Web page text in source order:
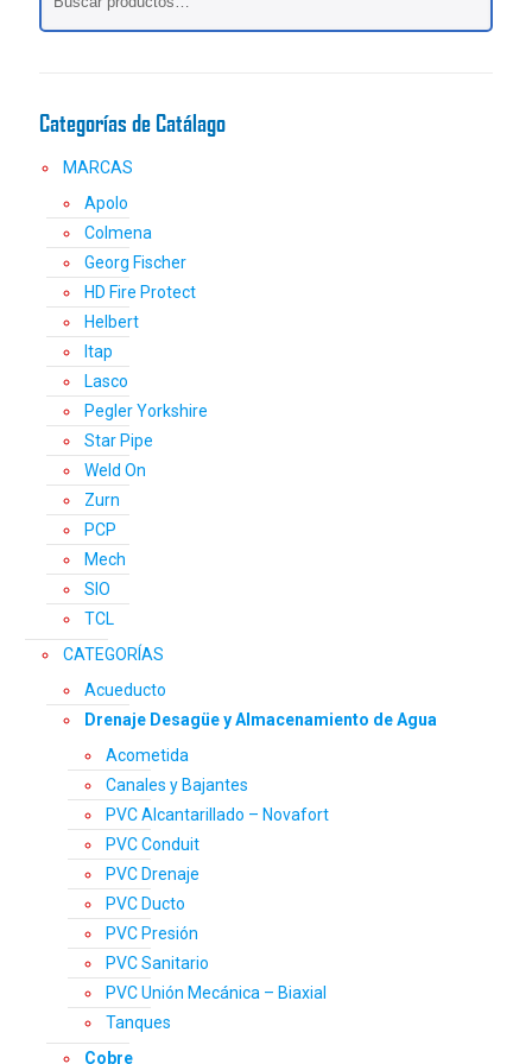
Categorías de Catálago
MARCAS
Apolo
Colmena
Georg Fischer
HD Fire Protect
Helbert
Itap
Lasco
Pegler Yorkshire
Star Pipe
Weld On
Zurn
PCP
Mech
SIO
TCL
CATEGORÍAS
Acueducto
Drenaje Desagüe y Almacenamiento de Agua
Acometida
Canales y Bajantes
PVC Alcantarillado – Novafort
PVC Conduit
PVC Drenaje
PVC Ducto
PVC Presión
PVC Sanitario
PVC Unión Mecánica – Biaxial
Tanques
Cobre